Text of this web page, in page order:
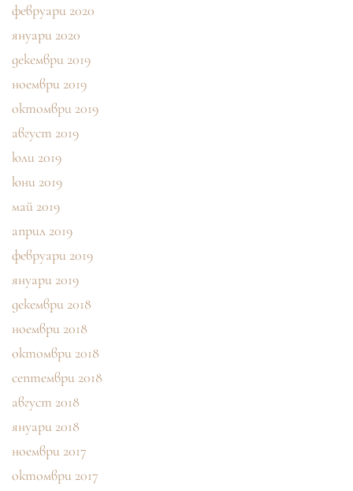
февруари 2020
януари 2020
декември 2019
ноември 2019
октомври 2019
август 2019
юли 2019
юни 2019
май 2019
април 2019
февруари 2019
януари 2019
декември 2018
ноември 2018
октомври 2018
септември 2018
август 2018
януари 2018
ноември 2017
октомври 2017